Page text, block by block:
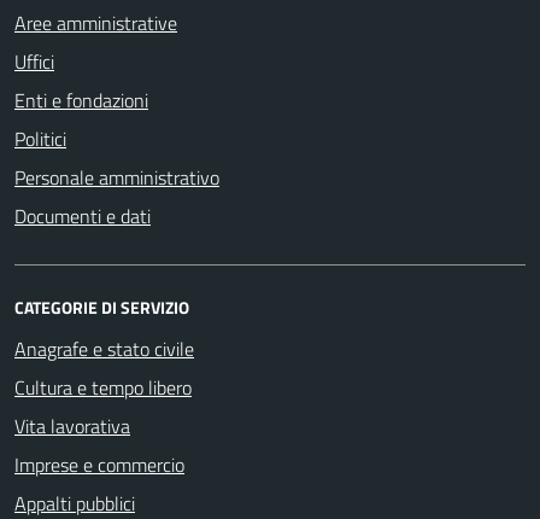
Aree amministrative
Uffici
Enti e fondazioni
Politici
Personale amministrativo
Documenti e dati
CATEGORIE DI SERVIZIO
Anagrafe e stato civile
Cultura e tempo libero
Vita lavorativa
Imprese e commercio
Appalti pubblici